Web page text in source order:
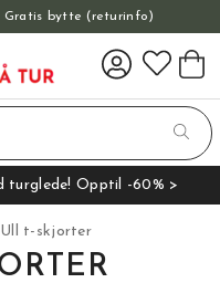
Gratis bytte (returinfo)
turglede! Opptil -60% >
Ull t-skjorter